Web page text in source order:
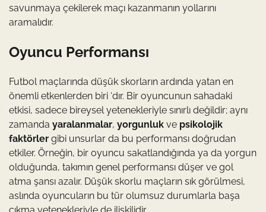
savunmaya çekilerek maçı kazanmanın yollarını
aramalıdır.
Oyuncu Performansı
Futbol maçlarında düşük skorların ardında yatan en
önemli etkenlerden biri ‘dır. Bir oyuncunun sahadaki
etkisi, sadece bireysel yetenekleriyle sınırlı değildir; aynı
zamanda yaralanmalar, yorgunluk ve psikolojik
faktörler gibi unsurlar da bu performansı doğrudan
etkiler. Örneğin, bir oyuncu sakatlandığında ya da yorgun
olduğunda, takımın genel performansı düşer ve gol
atma şansı azalır. Düşük skorlu maçların sık görülmesi,
aslında oyuncuların bu tür olumsuz durumlarla başa
çıkma yetenekleriyle de ilişkilidir.